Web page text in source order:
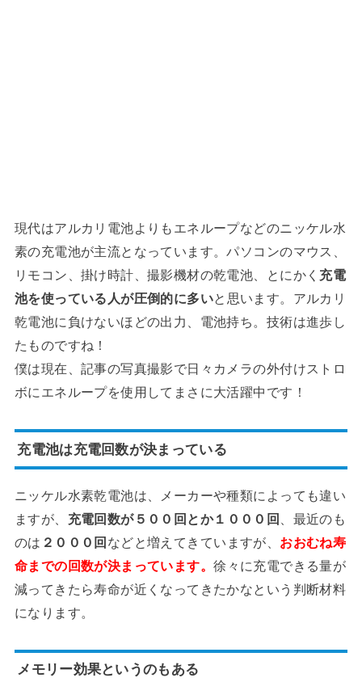
現代はアルカリ電池よりもエネループなどのニッケル水
素の充電池が主流となっています。パソコンのマウス、
リモコン、掛け時計、撮影機材の乾電池、とにかく 充電
池を使っている人が圧倒的に多いと思います。アルカリ
乾電池に負けないほどの出力、電池持ち。技術は進歩し
たものですね！
僕は現在、記事の写真撮影で日々カメラの外付けストロ
ボにエネループを使用してまさに大活躍中です！
充電池は充電回数が決まっている
ニッケル水素乾電池は、メーカーや種類によっても違い
ますが、 充電回数が５００回とか１０００回
、最近のも
のは ２０００回 などと増えてきていますが、 おおむね寿
命までの回数が決まっています。徐々に充電できる量が
減ってきたら寿命が近くなってきたかなという判断材料
になります。
メモリー効果というのもある